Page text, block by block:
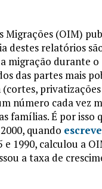
Migrações (OIM)
destes relatórios
migração durante o
das partes mais
número cada vez
famílias. É por isso
quando
1990, calculou a
a taxa de